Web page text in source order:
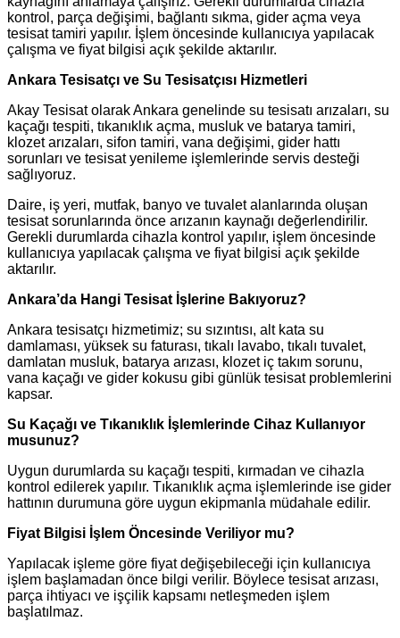
kontrol, parça değişimi, bağlantı sıkma, gider açma veya
tesisat tamiri yapılır. İşlem öncesinde kullanıcıya yapılacak
çalışma ve fiyat bilgisi açık şekilde aktarılır.
Ankara Tesisatçı ve Su Tesisatçısı Hizmetleri
Akay Tesisat olarak Ankara genelinde su tesisatı arızaları, su
kaçağı tespiti, tıkanıklık açma, musluk ve batarya tamiri,
klozet arızaları, sifon tamiri, vana değişimi, gider hattı
sorunları ve tesisat yenileme işlemlerinde servis desteği
sağlıyoruz.
Daire, iş yeri, mutfak, banyo ve tuvalet alanlarında oluşan
tesisat sorunlarında önce arızanın kaynağı değerlendirilir.
Gerekli durumlarda cihazla kontrol yapılır, işlem öncesinde
kullanıcıya yapılacak çalışma ve fiyat bilgisi açık şekilde
aktarılır.
Ankara’da Hangi Tesisat İşlerine Bakıyoruz?
Ankara tesisatçı hizmetimiz; su sızıntısı, alt kata su
damlaması, yüksek su faturası, tıkalı lavabo, tıkalı tuvalet,
damlatan musluk, batarya arızası, klozet iç takım sorunu,
vana kaçağı ve gider kokusu gibi günlük tesisat problemlerini
kapsar.
Su Kaçağı ve Tıkanıklık İşlemlerinde Cihaz Kullanıyor
musunuz?
Uygun durumlarda su kaçağı tespiti, kırmadan ve cihazla
kontrol edilerek yapılır. Tıkanıklık açma işlemlerinde ise gider
hattının durumuna göre uygun ekipmanla müdahale edilir.
Fiyat Bilgisi İşlem Öncesinde Veriliyor mu?
Yapılacak işleme göre fiyat değişebileceği için kullanıcıya
işlem başlamadan önce bilgi verilir. Böylece tesisat arızası,
parça ihtiyacı ve işçilik kapsamı netleşmeden işlem
başlatılmaz.